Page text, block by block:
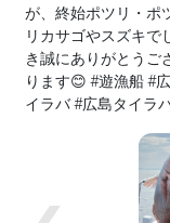
が、終始ポツリ・ポ
リカサゴやスズキで
き誠にありがとうご
ります😊 #遊漁船 #
イラバ #広島タイラ